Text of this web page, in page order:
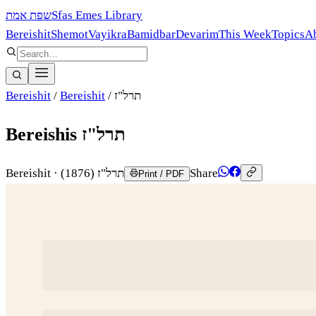
שפת אמתSfas Emes Library
BereishitShemotVayikraBamidbarDevarimThis WeekTopics
Bereishit / Bereishit / תרל"ז
Bereishis תרל"ז
Bereishit · תרל"ז (1876) Print / PDF Share